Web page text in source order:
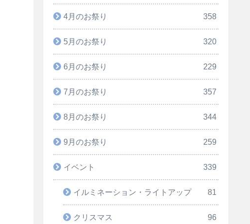
4月のお祭り 358
5月のお祭り 320
6月のお祭り 229
7月のお祭り 357
8月のお祭り 344
9月のお祭り 259
イベント 339
イルミネーション・ライトアップ 81
クリスマス 96